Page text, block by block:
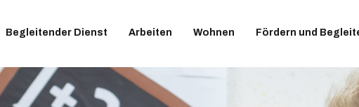
Begleitender Dienst Arbeiten Wohnen Fördern und